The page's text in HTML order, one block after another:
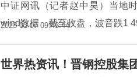
中证网讯（记者赵中昊）当地
wind数据，截至收盘，波音跌1
2023-03-07 09:43:44
世界热资讯！晋钢控股集